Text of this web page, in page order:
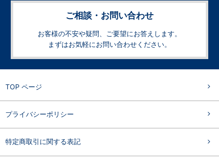
ご相談・お問い合わせ
お客様の不安や疑問、ご要望にお答えします。
まずはお気軽にお問い合わせください。
TOP ページ
プライバシーポリシー
特定商取引に関する表記